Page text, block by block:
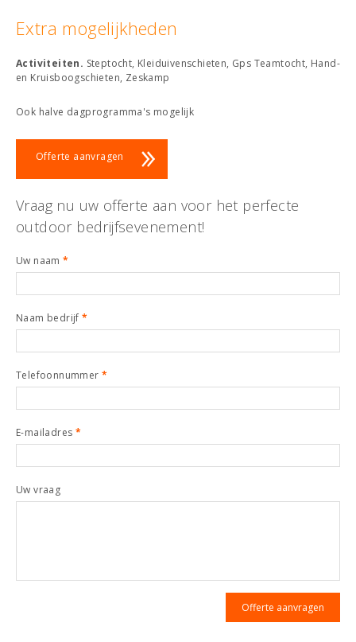
Extra mogelijkheden
Activiteiten. Steptocht, Kleiduivenschieten, Gps Teamtocht, Hand-
en Kruisboogschieten, Zeskamp
Ook halve dagprogramma's mogelijk
Offerte aanvragen
Vraag nu uw offerte aan voor het perfecte
outdoor bedrijfsevenement!
Uw naam*
Naam bedrijf*
Telefoonnummer *
E-mailadres *
Uw vraag